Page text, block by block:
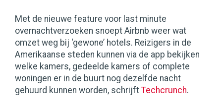
Met de nieuwe feature voor last minute
overnachtverzoeken snoept Airbnb weer wat
omzet weg bij ‘gewone’ hotels. Reizigers in de
Amerikaanse steden kunnen via de app bekijken
welke kamers, gedeelde kamers of complete
woningen er in de buurt nog dezelfde nacht
gehuurd kunnen worden, schrijft Techcrunch.